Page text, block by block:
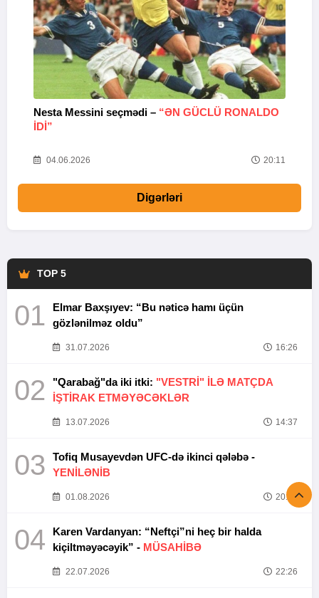
Nesta Messini seçmədi – “ƏN GÜCLÜ RONALDO
IDI”
04.06.2026 20:11
Digərləri
TOP 5
01
Elmar Baxşıyev: “Bu nəticə hamı üçün
gözlənilməz oldu”
31.07.2026 16:26
02 "Qarabağ"da iki itki: "VESTRİ" İLƏ MATÇDA
İŞTİRAK ETMƏYƏCƏKLƏR
13.07.2026 14:37
03
Tofiq Musayevdən UFC-də ikinci qələbə -
YENİLƏNİB
01.08.2026 20:52
04
Karen Vardanyan: “Neftçi”ni heç bir halda
kiçiltməyəcəyik” - MÜSAHİBƏ
22.07.2026 22:26